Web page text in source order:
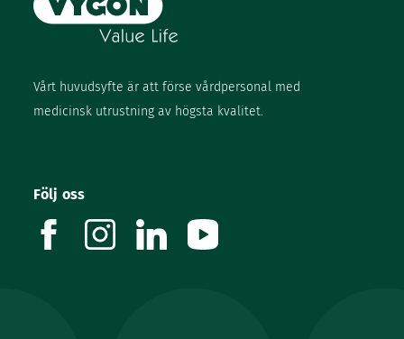
Vårt huvudsyfte är att förse vårdpersonal med
medicinsk utrustning av högsta kvalitet.
Följ oss
facebookinstagramlinkedin